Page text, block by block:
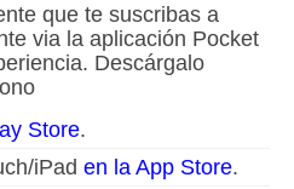
que te suscribas a
via la aplicación Pocket
Descárgalo
Store.
iPad en la App Store.